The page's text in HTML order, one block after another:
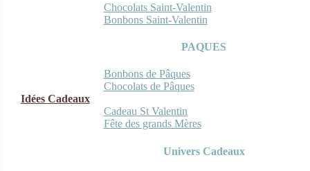
Chocolats Saint-Valentin
Bonbons Saint-Valentin
PAQUES
Bonbons de Pâques
Chocolats de Pâques
Idées Cadeaux
Cadeau St Valentin
Fête des grands Mères
Univers Cadeaux